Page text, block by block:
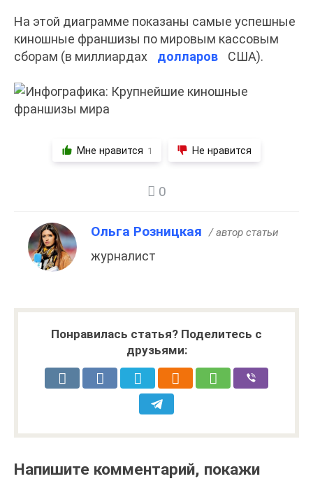
На этой диаграмме показаны самые успешные
киношные франшизы по мировым кассовым
сборам (в миллиардах
долларов США).
Мне нравится 1 Не нравится
0
Ольга Розницкая / автор статьи
журналист
Понравилась статья? Поделитесь с
друзьями:
Напишите комментарий, покажи